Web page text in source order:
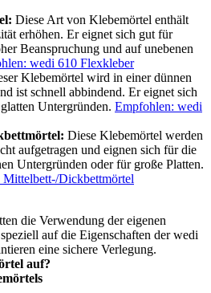
Diese Art von Klebemörtel enthält
erhöhen. Er eignet sich gut für
Beanspruchung und auf unebenen
wedi 610 Flexkleber
Klebemörtel wird in einer dünnen
ist schnell abbindend. Er eignet sich
Untergründen. Empfohlen: wedi
Diese Klebemörtel werden
aufgetragen und eignen sich für die
Untergründen oder für große Platten.
Dickbettmörtel
die Verwendung der eigenen
auf die Eigenschaften der wedi
eine sichere Verlegung.
auf?